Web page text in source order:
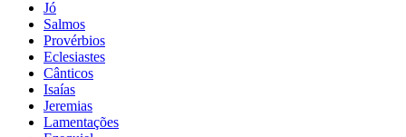
Jó
Salmos
Provérbios
Eclesiastes
Cânticos
Isaías
Jeremias
Lamentações